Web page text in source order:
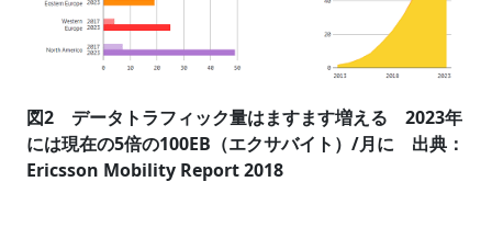
図2 データトラフィック量はますます増える 2023年
には現在の5倍の100EB（エクサバイト）/月に 出典：
Ericsson Mobility Report 2018